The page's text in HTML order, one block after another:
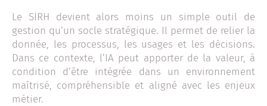
Le SIRH devient alors moins un simple outil de
gestion qu’un socle stratégique. Il permet de relier la
donnée, les processus, les usages et les décisions.
Dans ce contexte, l’IA peut apporter de la valeur, à
condition d’être intégrée dans un environnement
maîtrisé, compréhensible et aligné avec les enjeux
métier.